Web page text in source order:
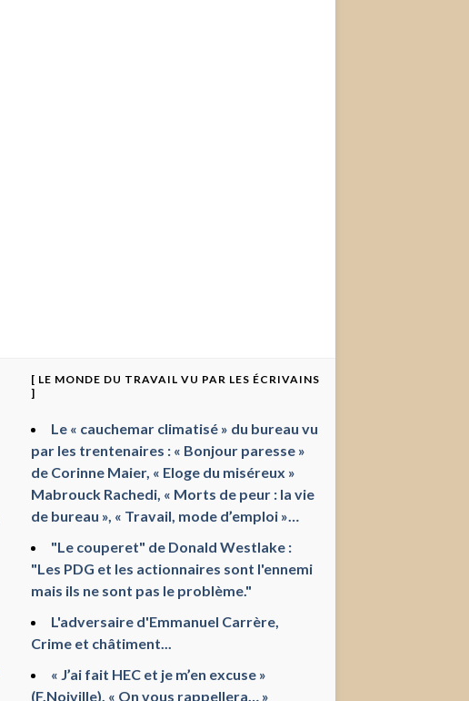
[ LE MONDE DU TRAVAIL VU PAR LES ÉCRIVAINS
]
Le « cauchemar climatisé » du bureau vu
par les trentenaires : « Bonjour paresse »
de Corinne Maier, « Eloge du miséreux »
Mabrouck Rachedi, « Morts de peur : la vie
de bureau », « Travail, mode d’emploi »…
"Le couperet" de Donald Westlake :
"Les PDG et les actionnaires sont l'ennemi
mais ils ne sont pas le problème."
L'adversaire d'Emmanuel Carrère,
Crime et châtiment...
« J’ai fait HEC et je m’en excuse »
(F.Noiville), « On vous rappellera… »